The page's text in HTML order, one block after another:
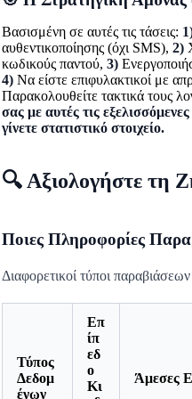
Βασισμένη σε αυτές τις τάσεις:
αυθεντικοποίησης (όχι SMS), 2)
κωδικούς παντού, 3)
4)Να είστε επιφυλακτικοί με
Παρακολουθείτε τακτικά τους
σας με αυτές τις
γίνετε στατιστικό στοιχείο.
🔍 Αξιολογήστε τη
Ποιες Πληροφορίες
Διαφορετικοί τύποι
Τύπος
Δεδομ
ένων
Επ
ίπ
εδ
ο
Κι
Άμεσες